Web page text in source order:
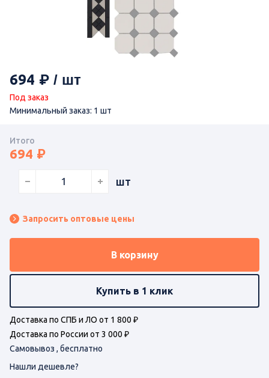
694
Под заказ
Минимальный заказ: 1 шт
Итого
694
шт
Запросить оптовые цены
В корзину
Купить в 1 клик
Доставка по СПБ и ЛО от 1 800 ₽
Доставка по России от 3 000 ₽
Самовывоз , бесплатно
Нашли дешевле?